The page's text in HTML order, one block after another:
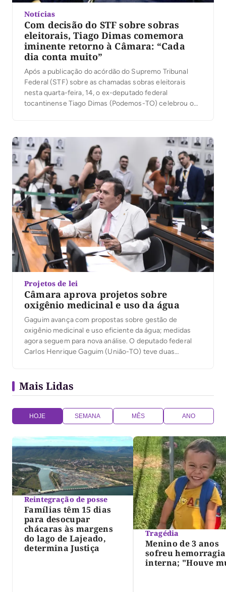
Notícias
Com decisão do STF sobre sobras
eleitorais, Tiago Dimas comemora
iminente retorno à Câmara: “Cada
dia conta muito”
Após a publicação do acórdão do Supremo Tribunal
Federal (STF) sobre as chamadas sobras eleitorais
nesta quarta-feira, 14, o ex-deputado federal
tocantinense Tiago Dimas (Podemos-TO) celebrou o
confiança na Justiça Eleitoral e destacou a importância
da retomada do mandato. “A […]
Projetos de lei
Câmara aprova projetos sobre
oxigênio medicinal e uso da água
Gaguim avança com propostas sobre gestão de
oxigênio medicinal e uso eficiente da água; medidas
agora seguem para nova análise. O deputado federal
Carlos Henrique Gaguim (União-TO) teve duas
autoria em comissões estratégicas da Casa. As
propostas tratam de temas […]
Mais Lidas
HOJE SEMANA MÊS ANO
Reintegração de posse
Famílias têm 15 dias
para desocupar
chácaras às margens
do lago de Lajeado,
determina Justiça
Tragédia
Menino de 3 anos
sofreu hemorragia
interna; "Houve